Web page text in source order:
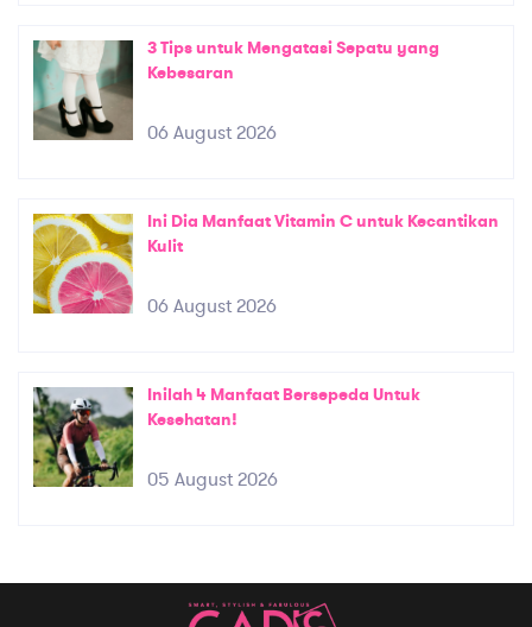
3 Tips untuk Mengatasi Sepatu yang
Kebesaran
06 August 2026
Ini Dia Manfaat Vitamin C untuk Kecantikan
Kulit
06 August 2026
Inilah 4 Manfaat Bersepeda Untuk
Kesehatan!
05 August 2026